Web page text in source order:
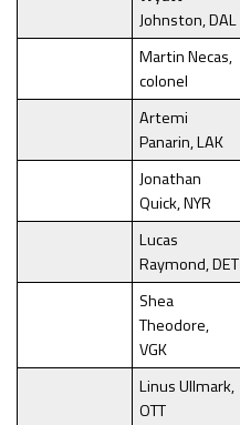
Johnston, DAL
Martin Necas,
colonel
Artemi
Panarin, LAK
Jonathan
Quick, NYR
Lucas
Raymond, DET
Shea
Theodore,
VGK
Linus Ullmark,
OTT